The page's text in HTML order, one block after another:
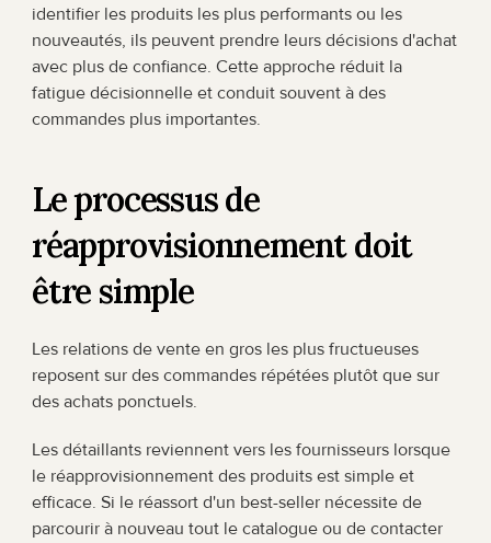
identifier les produits les plus performants ou les
nouveautés, ils peuvent prendre leurs décisions d'achat
avec plus de confiance. Cette approche réduit la
fatigue décisionnelle et conduit souvent à des
commandes plus importantes.
Le processus de
réapprovisionnement doit
être simple
Les relations de vente en gros les plus fructueuses
reposent sur des commandes répétées plutôt que sur
des achats ponctuels.
Les détaillants reviennent vers les fournisseurs lorsque
le réapprovisionnement des produits est simple et
efficace. Si le réassort d'un best-seller nécessite de
parcourir à nouveau tout le catalogue ou de contacter